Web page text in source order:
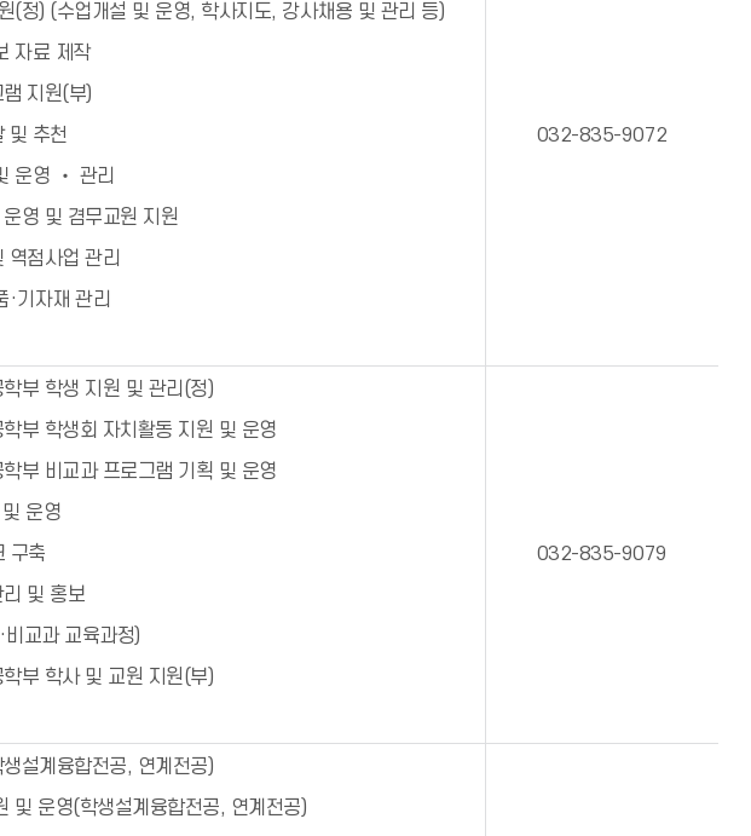
(정) (수업개설 및 운영, 학사지도, 강사채용 및 관리 등)
자료 제작
지원(부)
및 추천
운영 ‧ 관리
영 및 겸무교원 지원
역점사업 관리
·기자재 관리
032-835-9072
부 학생 지원 및 관리(정)
부 학생회 자치활동 지원 및 운영
부 비교과 프로그램 기획 및 운영
운영
구축
및 홍보
교과 교육과정)
부 학사 및 교원 지원(부)
032-835-9079
설계융합전공, 연계전공)
및 운영(학생설계융합전공, 연계전공)